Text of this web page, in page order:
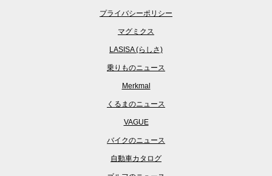
プライバシーポリシー
マグミクス
LASISA (らしさ)
乗りものニュース
Merkmal
くるまのニュース
VAGUE
バイクのニュース
自動車カタログ